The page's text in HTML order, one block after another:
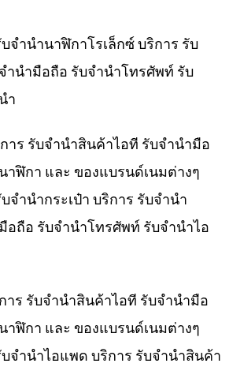
จำนำนาฬิกาโรเล็กซ์ บริการ รับ
ำนำมือถือ รับจำนำโทรศัพท์ รับ
ำ
าร รับจำนำสินค้าไอที รับจำนำมือ
าฬิกา และ ของแบรนด์เนมต่างๆ
จำนำกระเป๋า บริการ รับจำนำ
อถือ รับจำนำโทรศัพท์ รับจำนำไอ
าร รับจำนำสินค้าไอที รับจำนำมือ
าฬิกา และ ของแบรนด์เนมต่างๆ
จำนำไอแพด บริการ รับจำนำสินค้า